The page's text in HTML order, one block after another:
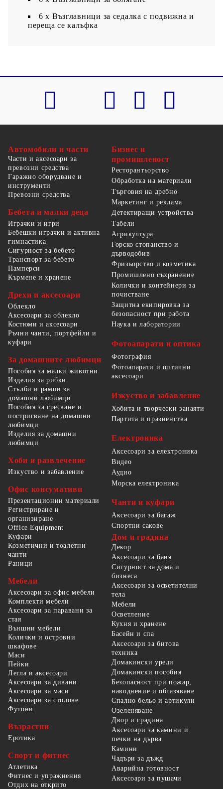
6 x Възглавници за седалка с подвижна и
переща се калъфка
Автомобили и части
Части и аксесоари за
превозни средства
Гаражно оборудване и
инструменти
Превозни средства
Бебета и малки деца
Играчки и игри
Бебешки играчки и активна
гимнастика
Сигурност за бебето
Транспорт за бебето
Памперси
Кърмене и хранене
Дрехи и аксесоари
Облекло
Аксесоари за облекло
Костюми и аксесоари
Ръчни чанти, портфейли и
куфари
За домашните любимци
Пособия за малки животни
Изделия за рибки
Стълби и рампи за
домашни любимци
Пособия за сресване и
постригване на домашни
любимци
Изделия за домашни
любимци
Хоби и развлечение
Изкуство и забавление
Офис консумативи
Презентационни материали
Регистриране и
организиране
Office Equipment
Бизнес и
промишленост
Ресторантьорство
Обработка на материали
Търговия на дребно
Маркетинг и реклама
Детектиращи устройства
Табели
Агрикултура
Горско стопанство и
дърводобив
Фризьорство и козметика
Промишлено съхранение
Колички и контейнери за
почистване
Защитна екипировка за
безопасност при работа
Наука и лаборатории
Фотоапарати и оптика
Фотография
Фотоапарати и оптични
аксесоари
Изкуство и забавление
Хобита и творчески занаяти
Партита и празненства
Електроника
Аксесоари за електроника
Видео
Аудио
Морска електроника
Чанти и куфари
Аксесоари за багаж
Спортни сакове
Куфари
Козметични и тоалетни
чанти
Раници
Мебели
Аксесоари за офис мебели
Комплекти мебели
Аксесоари за паравани за
стая
Външни мебели
Колички и островни
шкафове
Маси
Пейки
Легла и аксесоари
Аксесоари за дивани
Аксесоари за маси
Аксесоари за столове
Футони
Възрастни
Еротика
Спорт и фитнес
Атлетика
Фитнес и упражнения
Отдих на открито
Дом и градина
Декор
Аксесоари за баня
Сигурност за дома и
бизнеса
Аксесоари за осветителни
тела
Мебели
Осветление
Кухня и хранене
Басейн и спа
Аксесоари за битова
техника
Домакински уреди
Домакински пособия
Безопасност при пожар,
наводнение и обгазяване
Спално бельо и артикули
Озеленяване
Двор и градина
Аксесоари за камини и
печки на дърва
Камини
Чадъри за дъжд
Аварийна готовност
Аксесоари за пушачи